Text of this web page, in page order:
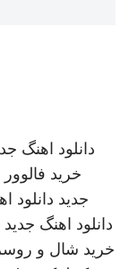
دانلود اهنگ
خرید فالوور
جدید دانلود
دانلود اهنگ جدید
خرید شال و